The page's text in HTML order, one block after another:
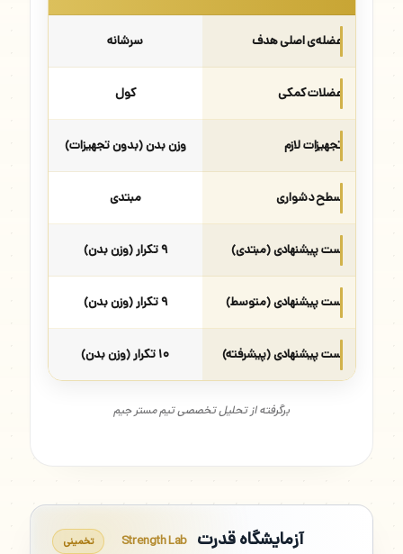
عضله‌ی اصلی هدف سرشانه
عضلات کمکی کول
تجهیزات لازم وزن بدن (بدون تجهیزات)
سطح دشواری مبتدی
ست پیشنهادی (مبتدی) ۹ تکرار (وزن بدن)
ست پیشنهادی (متوسط) ۹ تکرار (وزن بدن)
ست پیشنهادی (پیشرفته) ۱۰ تکرار (وزن بدن)
برگرفته از تحلیل تخصصی تیم مستر جیم
آزمایشگاه قدرت Strength Lab تخمینی